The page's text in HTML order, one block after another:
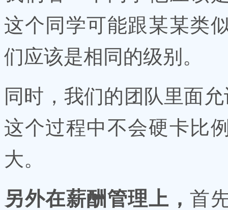
这个同学可能跟某某类
们应该是相同的级别。
同时，我们的团队里面
这个过程中不会硬卡比
大。
另外在薪酬管理上，首